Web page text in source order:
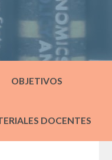
OBJETIVOS
DOCENTES